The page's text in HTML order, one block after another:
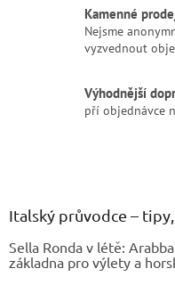
Kamenné
Nejsme
vyzvednout
Výhodnější
pří objednávce
Italský průvodce –
Sella Ronda v létě:
základna pro výlety a